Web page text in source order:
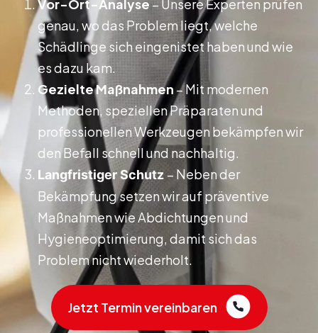
Vor-Ort-Analyse– Unsere Experten prüfen
genau, wo das Problem liegt, welche
Schädlinge sich eingenistet haben und wie
es dazu kam.
Gezielte Maßnahmen– Mit modernen
Methoden, speziellen Präparaten und
professionellen Werkzeugen bekämpfen wir
den Befall schnell und nachhaltig.
Langfristiger Schutz – Neben der
Bekämpfung setzen wir auf präventive
Maßnahmen wie Abdichtungen und
Hygieneoptimierung, damit sich das
Problem nicht wiederholt.
Jetzt Termin vereinbaren